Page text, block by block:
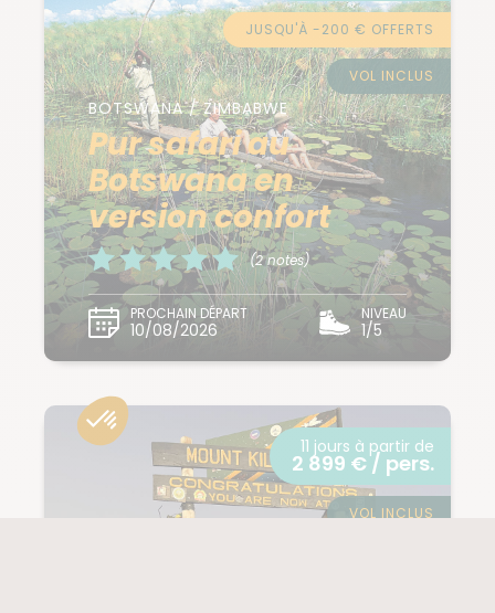
BOTSWANA / ZIMBABWE
Pur safari au
Botswana en
version confort
(2 notes)
PROCHAIN DÉPART
10/08/2026
NIVEAU
1/5
JUSQU'À -200 € OFFERTS
VOL INCLUS
11 jours à partir de
2 899 € / pers.
VOL INCLUS